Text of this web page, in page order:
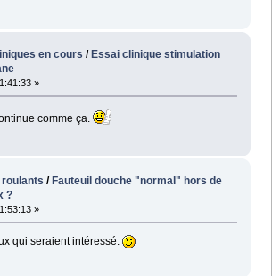
en cours / Essai clinique stimulation
»
comme ça.
/Fauteuil douche "normal" hors de
?
»
qui seraient intéressé.